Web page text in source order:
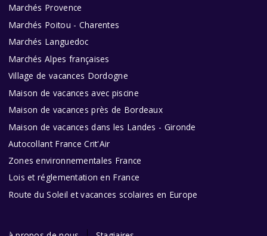
Marchés Provence
Marchés Poitou - Charentes
Marchés Languedoc
Marchés Alpes françaises
Village de vacances Dordogne
Maison de vacances avec piscine
Maison de vacances près de Bordeaux
Maison de vacances dans les Landes - Gironde
Autocollant France Crit'Air
Zones environnementales France
Lois et réglementation en France
Route du Soleil et vacances scolaires en Europe